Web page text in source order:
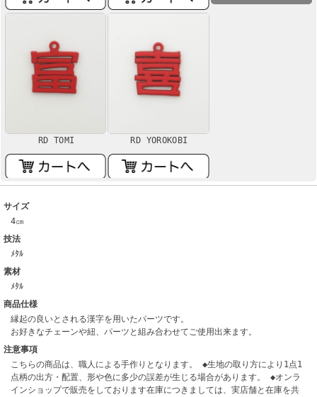
RD TOMI RD YOROKOBI
サイズ
4㎝
技法
ﾒﾀﾙ
素材
ﾒﾀﾙ
商品仕様
縁起の良いとされる漢字を用いたパーツです。
お好きなチェーンや紐、パーツと組み合わせてご使用出来ます。
注意事項
こちらの商品は、職人による手作りとなります。 ◆生地の取り方により1点1
点柄の出方・配置、形や色に多少の誤差が生じる場合があります。 ◆オンラ
インショップで販売をしております在庫につきましては、実店舗と在庫を共